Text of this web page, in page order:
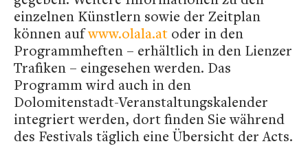
einzelnen Künstlern sowie der Zeitplan
können aufwww.olala.at oder in den
Programmheften – erhältlich in den Lienzer
Trafiken – eingesehen werden. Das
Programm wird auch in den
Dolomitenstadt-Veranstaltungskalender
integriert werden, dort finden Sie während
des Festivals täglich eine Übersicht der Acts.